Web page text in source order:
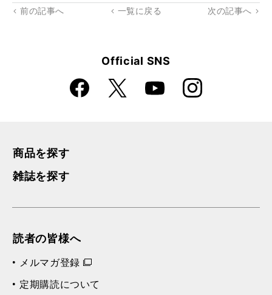
rk
前の記事へ 一覧に戻る 次の記事へ
Official SNS
Faceboo
k
X YouTube Instagra
m
商品を探す
雑誌を探す
読者の皆様へ
メルマガ登録
定期購読について